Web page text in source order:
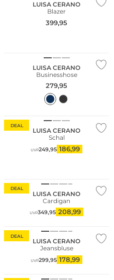
LUISA CERANO
Blazer
399,95
LUISA CERANO
Businesshose
279,95
DEAL
LUISA CERANO
Schal
UVP249,95 186,99
DEAL
LUISA CERANO
Cardigan
UVP349,95 208,99
DEAL
LUISA CERANO
Jeansbluse
UVP299,95 178,99